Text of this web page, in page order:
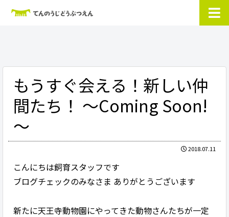
もうすぐ会える！新しい仲
間たち！ ～Coming Soon!
～
2018.07.11
こんにちは飼育スタッフです
ブログチェックのみなさま ありがとうございます
新たに天王寺動物園にやってきた動物さんたちが一定